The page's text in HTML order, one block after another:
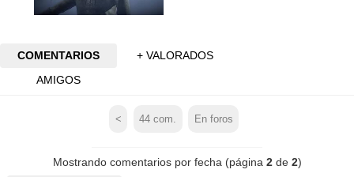
COMENTARIOS
+ VALORADOS
AMIGOS
< 44 com. En foros
Mostrando comentarios por fecha (página 2de 2)